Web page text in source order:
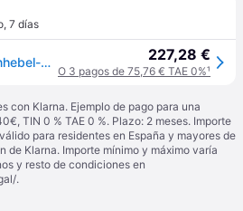
, 7 días
hansgrohe Talis M54 Einhebel-Küchenmischer 220, 1-jet, 72804800 227,28 €
O 3 pagos de 75,76 € TAE 0%¹
con Klarna. Ejemplo de pago para una
TIN 0 % TAE 0 %. Plazo: 2 meses. Importe
para residentes en España y mayores de
de Klarna. Importe mínimo y máximo varía
y resto de condiciones en
.